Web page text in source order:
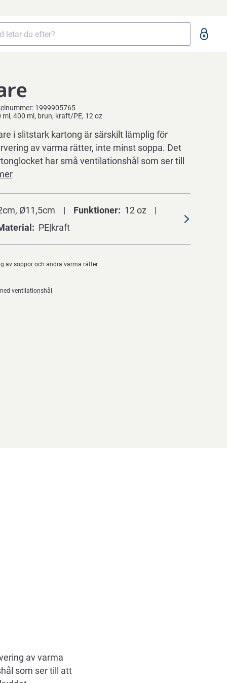
1999905765
400 ml, brun, kraft/PE, 12 oz
i slitstark kartong är särskilt lämplig för
av varma rätter, inte minst soppa. Det
har små ventilationshål som ser till
Ø11,5cm Funktioner
12 oz
PE|kraft
av soppor och andra varma rätter
ventilationshål
av varma
som ser till att